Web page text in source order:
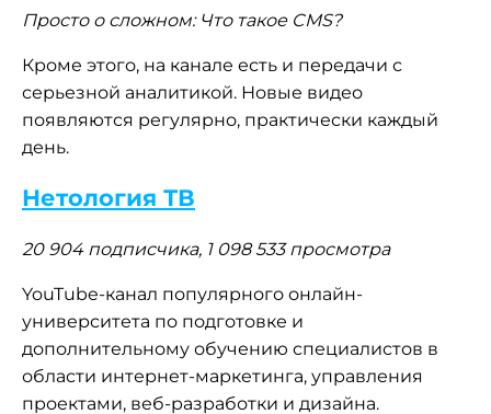
Просто о сложном: Что такое CMS?
Кроме этого, на канале есть и передачи с
серьезной аналитикой. Новые видео
появляются регулярно, практически каждый
день.
Нетология ТВ
20 904 подписчика, 1 098 533 просмотра
YouTube-канал популярного онлайн-
университета по подготовке и
дополнительному обучению специалистов в
области интернет-маркетинга, управления
проектами, веб-разработки и дизайна.